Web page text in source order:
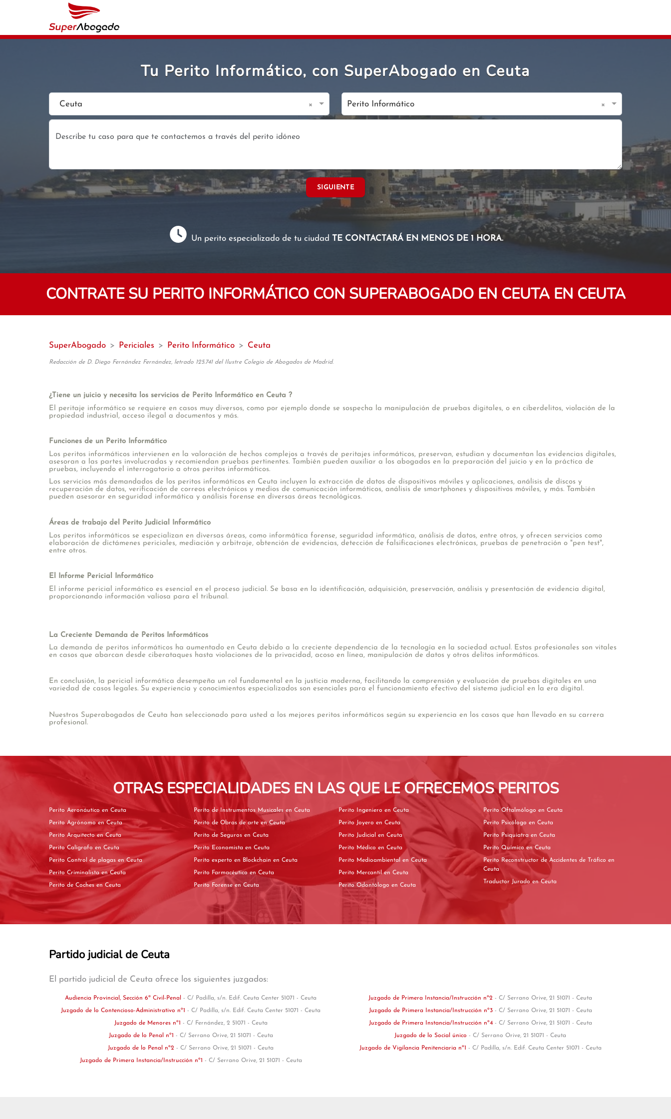
Tu Perito Informático, con SuperAbogado en Ceuta
Ceuta × Perito Informático ×
SIGUIENTE
Un perito especializado de tu ciudad TE CONTACTARÁ EN MENOS DE 1 HORA.
CONTRATE SU PERITO INFORMÁTICO CON SUPERABOGADO EN CEUTA EN CEUTA
SuperAbogado > Periciales > Perito Informático > Ceuta
Redacción de D. Diego Fernández Fernández, letrado 125.741 del Ilustre Colegio de Abogados de Madrid.
¿Tiene un juicio y necesita los servicios de Perito Informático en Ceuta ?
El peritaje informático se requiere en casos muy diversos, como por ejemplo donde se sospecha la manipulación de pruebas digitales, o en ciberdelitos, violación de la
propiedad industrial, acceso ilegal a documentos y más.
Funciones de un Perito Informático
Los peritos informáticos intervienen en la valoración de hechos complejos a través de peritajes informáticos, preservan, estudian y documentan las evidencias digitales,
asesoran a las partes involucradas y recomiendan pruebas pertinentes. También pueden auxiliar a los abogados en la preparación del juicio y en la práctica de
pruebas, incluyendo el interrogatorio a otros peritos informáticos.
Los servicios más demandados de los peritos informáticos en Ceuta incluyen la extracción de datos de dispositivos móviles y aplicaciones, análisis de discos y
recuperación de datos, verificación de correos electrónicos y medios de comunicación informáticos, análisis de smartphones y dispositivos móviles, y más. También
pueden asesorar en seguridad informática y análisis forense en diversas áreas tecnológicas.
Áreas de trabajo del Perito Judicial Informático
Los peritos informáticos se especializan en diversas áreas, como informática forense, seguridad informática, análisis de datos, entre otros, y ofrecen servicios como
elaboración de dictámenes periciales, mediación y arbitraje, obtención de evidencias, detección de falsificaciones electrónicas, pruebas de penetración o "pen test",
entre otros.
El Informe Pericial Informático
El informe pericial informático es esencial en el proceso judicial. Se basa en la identificación, adquisición, preservación, análisis y presentación de evidencia digital,
proporcionando información valiosa para el tribunal.
La Creciente Demanda de Peritos Informáticos
La demanda de peritos informáticos ha aumentado en Ceuta debido a la creciente dependencia de la tecnología en la sociedad actual. Estos profesionales son vitales
en casos que abarcan desde ciberataques hasta violaciones de la privacidad, acoso en línea, manipulación de datos y otros delitos informáticos.
En conclusión, la pericial informática desempeña un rol fundamental en la justicia moderna, facilitando la comprensión y evaluación de pruebas digitales en una
variedad de casos legales. Su experiencia y conocimientos especializados son esenciales para el funcionamiento efectivo del sistema judicial en la era digital.
Nuestros Superabogados de Ceuta han seleccionado para usted a los mejores peritos informáticos según su experiencia en los casos que han llevado en su carrera
profesional.
OTRAS ESPECIALIDADES EN LAS QUE LE OFRECEMOS PERITOS
Perito Aeronáutico en Ceuta
Perito Agrónomo en Ceuta
Perito Arquitecto en Ceuta
Perito Calígrafo en Ceuta
Perito Control de plagas en Ceuta
Perito Criminalista en Ceuta
Perito de Coches en Ceuta
Perito de Instrumentos Musicales en Ceuta
Perito de Obras de arte en Ceuta
Perito de Seguros en Ceuta
Perito Economista en Ceuta
Perito experto en Blockchain en Ceuta
Perito Farmacéutico en Ceuta
Perito Forense en Ceuta
Perito Ingeniero en Ceuta
Perito Joyero en Ceuta
Perito Judicial en Ceuta
Perito Médico en Ceuta
Perito Medioambiental en Ceuta
Perito Mercantil en Ceuta
Perito Odontólogo en Ceuta
Perito Oftalmólogo en Ceuta
Perito Psicólogo en Ceuta
Perito Psiquiatra en Ceuta
Perito Químico en Ceuta
Perito Reconstructor de Accidentes de Tráfico en
Ceuta
Traductor Jurado en Ceuta
Partido judicial de Ceuta
El partido judicial de Ceuta ofrece los siguientes juzgados:
Audiencia Provincial, Sección 6ª Civil-Penal - C/ Padilla, s/n. Edif. Ceuta Center 51071 - Ceuta
Juzgado de lo Contencioso-Administrativo nº1 - C/ Padilla, s/n. Edif. Ceuta Center 51071 - Ceuta
Juzgado de Menores nº1 - C/ Fernández, 2 51071 - Ceuta
Juzgado de lo Penal nº1 - C/ Serrano Orive, 21 51071 - Ceuta
Juzgado de lo Penal nº2 - C/ Serrano Orive, 21 51071 - Ceuta
Juzgado de Primera Instancia/Instrucción nº1 - C/ Serrano Orive, 21 51071 - Ceuta
Juzgado de Primera Instancia/Instrucción nº2 - C/ Serrano Orive, 21 51071 - Ceuta
Juzgado de Primera Instancia/Instrucción nº3 - C/ Serrano Orive, 21 51071 - Ceuta
Juzgado de Primera Instancia/Instrucción nº4 - C/ Serrano Orive, 21 51071 - Ceuta
Juzgado de lo Social único - C/ Serrano Orive, 21 51071 - Ceuta
Juzgado de Vigilancia Penitenciaria nº1 - C/ Padilla, s/n. Edif. Ceuta Center 51071 - Ceuta